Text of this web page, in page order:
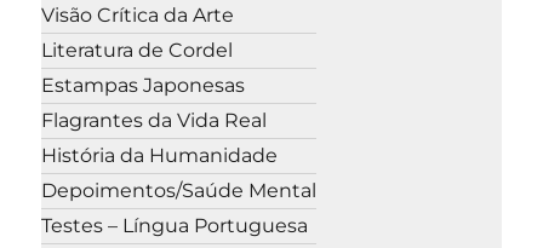
Visão Crítica da Arte
Literatura de Cordel
Estampas Japonesas
Flagrantes da Vida Real
História da Humanidade
Depoimentos/Saúde Mental
Testes – Língua Portuguesa